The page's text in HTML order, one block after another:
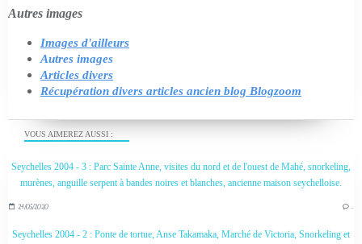
VOUS AIMEREZ AUSSI :
Seychelles 2004 - 3 : Parc Sainte Anne, visites du nord et de l'ouest de Mahé, snorkeling,
murènes, anguille serpent à bandes noires et blanches, ancienne maison seychelloise.
24/05/2020 …
Seychelles 2004 - 2 : Ponte de tortue, Anse Takamaka, Marché de Victoria, Snorkeling et
Autres images
Images d'ailleurs
Autres images
Articles divers
Récupération divers articles ancien blog Blogzoom